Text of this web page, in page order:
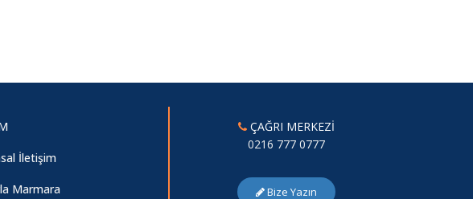
İletişim
Marmara
ÇAĞRI MERKEZİ
0216 777 0777
Bize Yazın